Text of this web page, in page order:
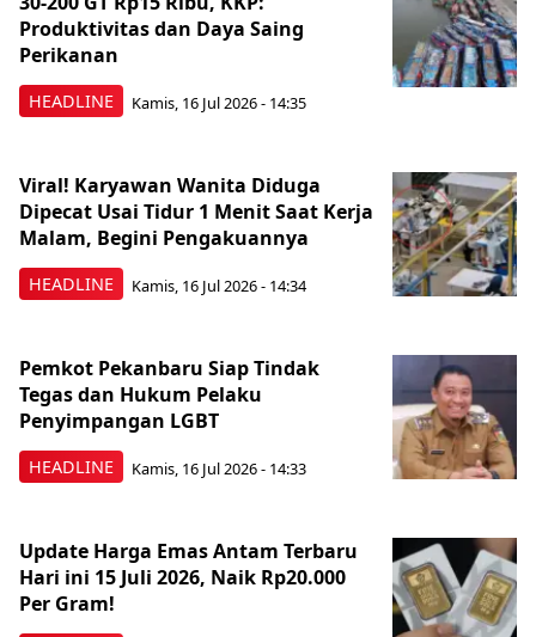
HEADLINE
Produktivitas dan Daya Saing
Perikanan
Kamis, 16 Jul 2026 - 14:35
HEADLINE
Viral! Karyawan Wanita Diduga
Dipecat Usai Tidur 1 Menit Saat Kerja
Malam, Begini Pengakuannya
Kamis, 16 Jul 2026 - 14:34
HEADLINE
Pemkot Pekanbaru Siap Tindak
Tegas dan Hukum Pelaku
Penyimpangan LGBT
Kamis, 16 Jul 2026 - 14:33
Update Harga Emas Antam Terbaru
Hari ini 15 Juli 2026, Naik Rp20.000
Per Gram!